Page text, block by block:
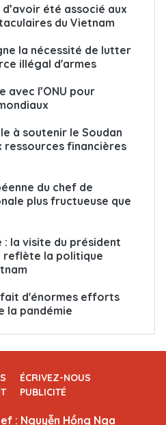
d’avoir été associé aux
du Vietnam
la nécessité de lutter
illégal d'armes
avec l’ONU pour
à soutenir le Soudan
ressources financières
du chef de
plus fructueuse que
: la visite du président
reflète la politique
fait d'énormes efforts
la pandémie
ÉCRIVEZ-NOUS
PUBLICITÉ
: Nguyễn Hồng Nga